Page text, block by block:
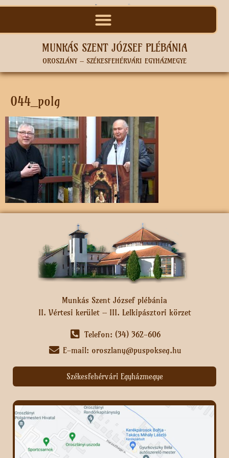
MUNKÁS SZENT JÓZSEF PLÉBÁNIA
OROSZLÁNY – SZÉKESFEHÉRVÁRI EGYHÁZMEGYE
044_polg
Munkás Szent József plébánia
II. Vértesi kerület – III. Lelkipásztori körzet
Telefon: (34) 362-606
E-mail: oroszlany@puspokseg.hu
Székesfehérvári Egyházmegye